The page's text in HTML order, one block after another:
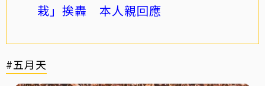
栽」挨轟 本人親回應
#五月天